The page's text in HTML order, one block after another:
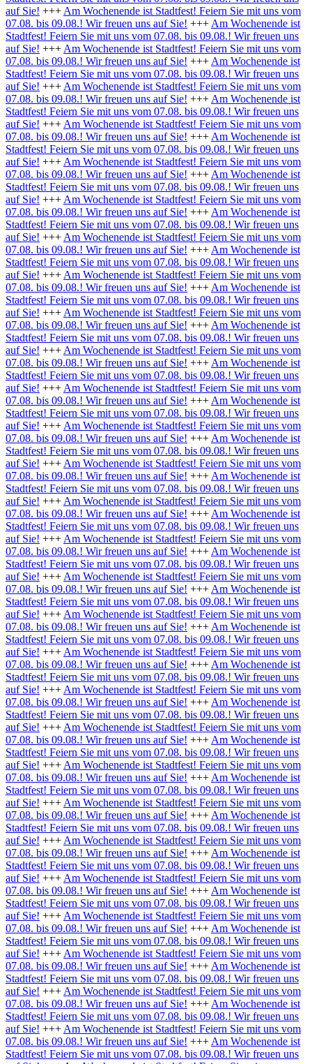
auf Sie! +++ Am Wochenende ist Stadtfest! Feiern Sie mit uns vom
07.08. bis 09.08.! Wir freuen uns auf Sie! +++ Am Wochenende ist
Stadtfest! Feiern Sie mit uns vom 07.08. bis 09.08.! Wir freuen uns
auf Sie! +++ Am Wochenende ist Stadtfest! Feiern Sie mit uns vom
07.08. bis 09.08.! Wir freuen uns auf Sie! +++ Am Wochenende ist
Stadtfest! Feiern Sie mit uns vom 07.08. bis 09.08.! Wir freuen uns
auf Sie! +++ Am Wochenende ist Stadtfest! Feiern Sie mit uns vom
07.08. bis 09.08.! Wir freuen uns auf Sie! +++ Am Wochenende ist
Stadtfest! Feiern Sie mit uns vom 07.08. bis 09.08.! Wir freuen uns
auf Sie! +++ Am Wochenende ist Stadtfest! Feiern Sie mit uns vom
07.08. bis 09.08.! Wir freuen uns auf Sie! +++ Am Wochenende ist
Stadtfest! Feiern Sie mit uns vom 07.08. bis 09.08.! Wir freuen uns
auf Sie! +++ Am Wochenende ist Stadtfest! Feiern Sie mit uns vom
07.08. bis 09.08.! Wir freuen uns auf Sie! +++ Am Wochenende ist
Stadtfest! Feiern Sie mit uns vom 07.08. bis 09.08.! Wir freuen uns
auf Sie! +++ Am Wochenende ist Stadtfest! Feiern Sie mit uns vom
07.08. bis 09.08.! Wir freuen uns auf Sie! +++ Am Wochenende ist
Stadtfest! Feiern Sie mit uns vom 07.08. bis 09.08.! Wir freuen uns
auf Sie! +++ Am Wochenende ist Stadtfest! Feiern Sie mit uns vom
07.08. bis 09.08.! Wir freuen uns auf Sie! +++ Am Wochenende ist
Stadtfest! Feiern Sie mit uns vom 07.08. bis 09.08.! Wir freuen uns
auf Sie! +++ Am Wochenende ist Stadtfest! Feiern Sie mit uns vom
07.08. bis 09.08.! Wir freuen uns auf Sie! +++ Am Wochenende ist
Stadtfest! Feiern Sie mit uns vom 07.08. bis 09.08.! Wir freuen uns
auf Sie! +++ Am Wochenende ist Stadtfest! Feiern Sie mit uns vom
07.08. bis 09.08.! Wir freuen uns auf Sie! +++ Am Wochenende ist
Stadtfest! Feiern Sie mit uns vom 07.08. bis 09.08.! Wir freuen uns
auf Sie! +++ Am Wochenende ist Stadtfest! Feiern Sie mit uns vom
07.08. bis 09.08.! Wir freuen uns auf Sie! +++ Am Wochenende ist
Stadtfest! Feiern Sie mit uns vom 07.08. bis 09.08.! Wir freuen uns
auf Sie! +++ Am Wochenende ist Stadtfest! Feiern Sie mit uns vom
07.08. bis 09.08.! Wir freuen uns auf Sie! +++ Am Wochenende ist
Stadtfest! Feiern Sie mit uns vom 07.08. bis 09.08.! Wir freuen uns
auf Sie! +++ Am Wochenende ist Stadtfest! Feiern Sie mit uns vom
07.08. bis 09.08.! Wir freuen uns auf Sie! +++ Am Wochenende ist
Stadtfest! Feiern Sie mit uns vom 07.08. bis 09.08.! Wir freuen uns
auf Sie! +++ Am Wochenende ist Stadtfest! Feiern Sie mit uns vom
07.08. bis 09.08.! Wir freuen uns auf Sie! +++ Am Wochenende ist
Stadtfest! Feiern Sie mit uns vom 07.08. bis 09.08.! Wir freuen uns
auf Sie! +++ Am Wochenende ist Stadtfest! Feiern Sie mit uns vom
07.08. bis 09.08.! Wir freuen uns auf Sie! +++ Am Wochenende ist
Stadtfest! Feiern Sie mit uns vom 07.08. bis 09.08.! Wir freuen uns
auf Sie! +++ Am Wochenende ist Stadtfest! Feiern Sie mit uns vom
07.08. bis 09.08.! Wir freuen uns auf Sie! +++ Am Wochenende ist
Stadtfest! Feiern Sie mit uns vom 07.08. bis 09.08.! Wir freuen uns
auf Sie! +++ Am Wochenende ist Stadtfest! Feiern Sie mit uns vom
07.08. bis 09.08.! Wir freuen uns auf Sie! +++ Am Wochenende ist
Stadtfest! Feiern Sie mit uns vom 07.08. bis 09.08.! Wir freuen uns
auf Sie! +++ Am Wochenende ist Stadtfest! Feiern Sie mit uns vom
07.08. bis 09.08.! Wir freuen uns auf Sie! +++ Am Wochenende ist
Stadtfest! Feiern Sie mit uns vom 07.08. bis 09.08.! Wir freuen uns
auf Sie! +++ Am Wochenende ist Stadtfest! Feiern Sie mit uns vom
07.08. bis 09.08.! Wir freuen uns auf Sie! +++ Am Wochenende ist
Stadtfest! Feiern Sie mit uns vom 07.08. bis 09.08.! Wir freuen uns
auf Sie! +++ Am Wochenende ist Stadtfest! Feiern Sie mit uns vom
07.08. bis 09.08.! Wir freuen uns auf Sie! +++ Am Wochenende ist
Stadtfest! Feiern Sie mit uns vom 07.08. bis 09.08.! Wir freuen uns
auf Sie! +++ Am Wochenende ist Stadtfest! Feiern Sie mit uns vom
07.08. bis 09.08.! Wir freuen uns auf Sie! +++ Am Wochenende ist
Stadtfest! Feiern Sie mit uns vom 07.08. bis 09.08.! Wir freuen uns
auf Sie! +++ Am Wochenende ist Stadtfest! Feiern Sie mit uns vom
07.08. bis 09.08.! Wir freuen uns auf Sie! +++ Am Wochenende ist
Stadtfest! Feiern Sie mit uns vom 07.08. bis 09.08.! Wir freuen uns
auf Sie! +++ Am Wochenende ist Stadtfest! Feiern Sie mit uns vom
07.08. bis 09.08.! Wir freuen uns auf Sie! +++ Am Wochenende ist
Stadtfest! Feiern Sie mit uns vom 07.08. bis 09.08.! Wir freuen uns
auf Sie! +++ Am Wochenende ist Stadtfest! Feiern Sie mit uns vom
07.08. bis 09.08.! Wir freuen uns auf Sie! +++ Am Wochenende ist
Stadtfest! Feiern Sie mit uns vom 07.08. bis 09.08.! Wir freuen uns
auf Sie! +++ Am Wochenende ist Stadtfest! Feiern Sie mit uns vom
07.08. bis 09.08.! Wir freuen uns auf Sie! +++ Am Wochenende ist
Stadtfest! Feiern Sie mit uns vom 07.08. bis 09.08.! Wir freuen uns
auf Sie! +++ Am Wochenende ist Stadtfest! Feiern Sie mit uns vom
07.08. bis 09.08.! Wir freuen uns auf Sie! +++ Am Wochenende ist
Stadtfest! Feiern Sie mit uns vom 07.08. bis 09.08.! Wir freuen uns
auf Sie! +++ Am Wochenende ist Stadtfest! Feiern Sie mit uns vom
07.08. bis 09.08.! Wir freuen uns auf Sie! +++ Am Wochenende ist
Stadtfest! Feiern Sie mit uns vom 07.08. bis 09.08.! Wir freuen uns
auf Sie! +++ Am Wochenende ist Stadtfest! Feiern Sie mit uns vom
07.08. bis 09.08.! Wir freuen uns auf Sie! +++ Am Wochenende ist
Stadtfest! Feiern Sie mit uns vom 07.08. bis 09.08.! Wir freuen uns
auf Sie! +++ Am Wochenende ist Stadtfest! Feiern Sie mit uns vom
07.08. bis 09.08.! Wir freuen uns auf Sie! +++ Am Wochenende ist
Stadtfest! Feiern Sie mit uns vom 07.08. bis 09.08.! Wir freuen uns